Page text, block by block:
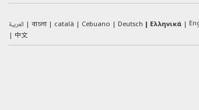
العربية বাংলা català Cebuano Deutsch Ελληνικά
中文